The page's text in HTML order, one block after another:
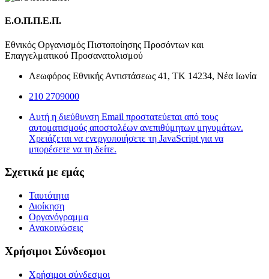
Ε.Ο.Π.Π.Ε.Π.
Εθνικός Οργανισμός Πιστοποίησης Προσόντων και
Επαγγελματικού Προσανατολισμού
Λεωφόρος Εθνικής Αντιστάσεως 41, ΤΚ 14234, Νέα Ιωνία
210 2709000
Αυτή η διεύθυνση Email προστατεύεται από τους
αυτοματισμούς αποστολέων ανεπιθύμητων μηνυμάτων.
Χρειάζεται να ενεργοποιήσετε τη JavaScript για να
μπορέσετε να τη δείτε.
Σχετικά με εμάς
Ταυτότητα
Διοίκηση
Οργανόγραμμα
Ανακοινώσεις
Χρήσιμοι Σύνδεσμοι
Χρήσιμοι σύνδεσμοι